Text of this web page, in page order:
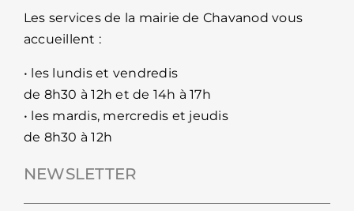
Les services de la mairie de Chavanod vous
accueillent :
• les lundis et vendredis
de 8h30 à 12h et de 14h à 17h
• les mardis, mercredis et jeudis
de 8h30 à 12h
NEWSLETTER